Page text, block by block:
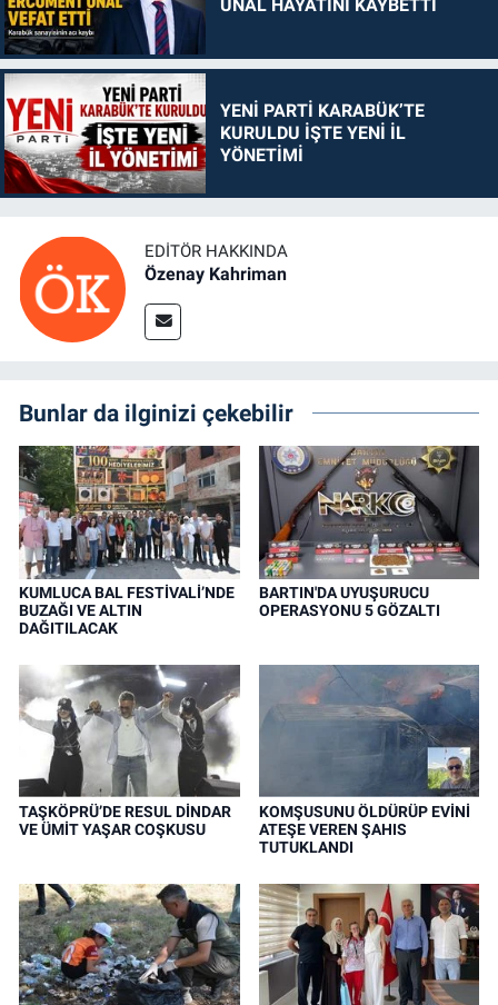
ÜNAL HAYATINI KAYBETTİ
YENİ PARTİ KARABÜK’TE
KURULDU İŞTE YENİ İL
YÖNETİMİ
EDITÖR HAKKINDA
Özenay Kahriman
Bunlar da ilginizi çekebilir
KUMLUCA BAL FESTİVALİ’NDE
BUZAĞI VE ALTIN
DAĞITILACAK
BARTIN'DA UYUŞURUCU
OPERASYONU 5 GÖZALTI
TAŞKÖPRÜ’DE RESUL DİNDAR
VE ÜMİT YAŞAR COŞKUSU
KOMŞUSUNU ÖLDÜRÜP EVİNİ
ATEŞE VEREN ŞAHIS
TUTUKLANDI